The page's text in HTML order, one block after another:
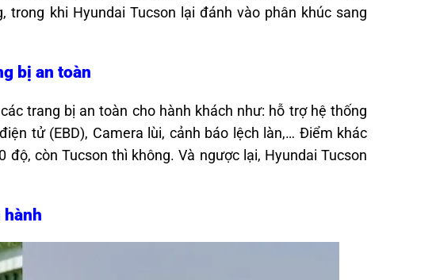
khi Hyundai Tucson lại đánh vào phân khúc sang
bị an toàn
trang bị an toàn cho hành khách như: hỗ trợ hệ thống
tử (EBD), Camera lùi, cảnh báo lệch làn,… Điểm khác
còn Tucson thì không. Và ngược lại, Hyundai Tucson
hành